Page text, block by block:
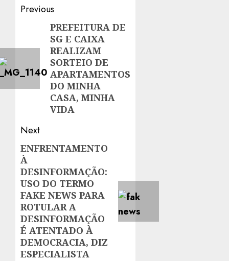
Post
navigation
Previous
PreviousPREFEITURA DE
SG E CAIXA
REALIZAM
SORTEIO DE
APARTAMENTOS
DO MINHA
CASA, MINHA
VIDA
Next
Next
post:
ENFRENTAMENTO
À
DESINFORMAÇÃO:
USO DO TERMO
FAKE NEWS PARA
ROTULAR A
DESINFORMAÇÃO
É ATENTADO À
DEMOCRACIA, DIZ
ESPECIALISTA